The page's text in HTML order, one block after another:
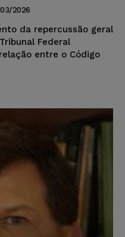
2026
da repercussão geral
Federal
entre o Código